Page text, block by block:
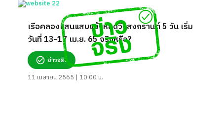
เรือคลองแสนแสบแจ้งหยุดวิ่งสงกรานต์ 5 วัน เริ่ม
วันที่ 13-17 เม.ย. 65 จริงหรือ?
ข่าวจริง
11 เมษายน 2565 | 10:00 น.